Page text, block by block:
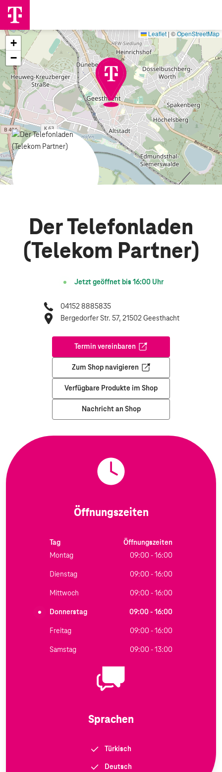
+
−
Leaflet | ©OpenStreetMap
Der Telefonladen
(Telekom Partner)
Jetzt geöffnet bis 16:00 Uhr
04152 8885835
Bergedorfer Str. 57, 21502 Geesthacht
Termin vereinbaren
Öffnet in einem neuen Tab
Zum Shop navigieren
Öffnet in einem neuen Tab
Verfügbare Produkte im Shop
Nachricht an Shop
Öffnungszeiten
Tag
Öffnungszeiten
Montag
09:00 - 16:00
Dienstag 09:00 - 16:00
Mittwoch 09:00 - 16:00
Donnerstag 09:00 - 16:00
Freitag 09:00 - 16:00
Samstag 09:00 - 13:00
Sprachen
Türkisch
Deutsch